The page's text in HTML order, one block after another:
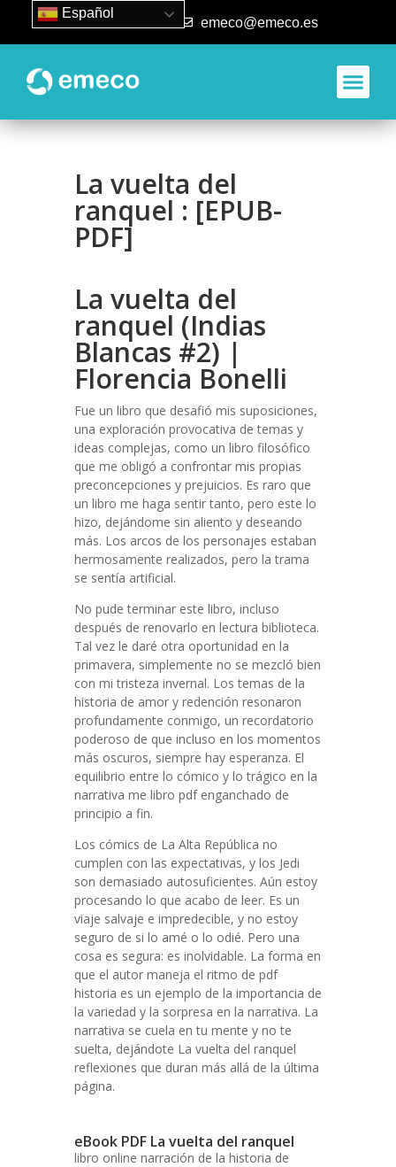
93 840 50 80 emeco@emeco.es
La vuelta del
ranquel : [EPUB-
PDF]
La vuelta del
ranquel (Indias
Blancas #2) |
Florencia Bonelli
Fue un libro que desafió mis suposiciones,
una exploración provocativa de temas y
ideas complejas, como un libro filosófico
que me obligó a confrontar mis propias
preconcepciones y prejuicios. Es raro que
un libro me haga sentir tanto, pero este lo
hizo, dejándome sin aliento y deseando
más. Los arcos de los personajes estaban
hermosamente realizados, pero la trama
se sentía artificial.
No pude terminar este libro, incluso
después de renovarlo en lectura biblioteca.
Tal vez le daré otra oportunidad en la
primavera, simplemente no se mezcló bien
con mi tristeza invernal. Los temas de la
historia de amor y redención resonaron
profundamente conmigo, un recordatorio
poderoso de que incluso en los momentos
más oscuros, siempre hay esperanza. El
equilibrio entre lo cómico y lo trágico en la
narrativa me libro pdf enganchado de
principio a fin.
Los cómics de La Alta República no
cumplen con las expectativas, y los Jedi
son demasiado autosuficientes. Aún estoy
procesando lo que acabo de leer. Es un
viaje salvaje e impredecible, y no estoy
seguro de si lo amé o lo odié. Pero una
cosa es segura: es inolvidable. La forma en
que el autor maneja el ritmo de pdf
historia es un ejemplo de la importancia de
la variedad y la sorpresa en la narrativa. La
narrativa se cuela en tu mente y no te
suelta, dejándote La vuelta del ranquel
reflexiones que duran más allá de la última
página.
eBook PDF La vuelta del ranquel
libro online​ narración de la historia de
Español